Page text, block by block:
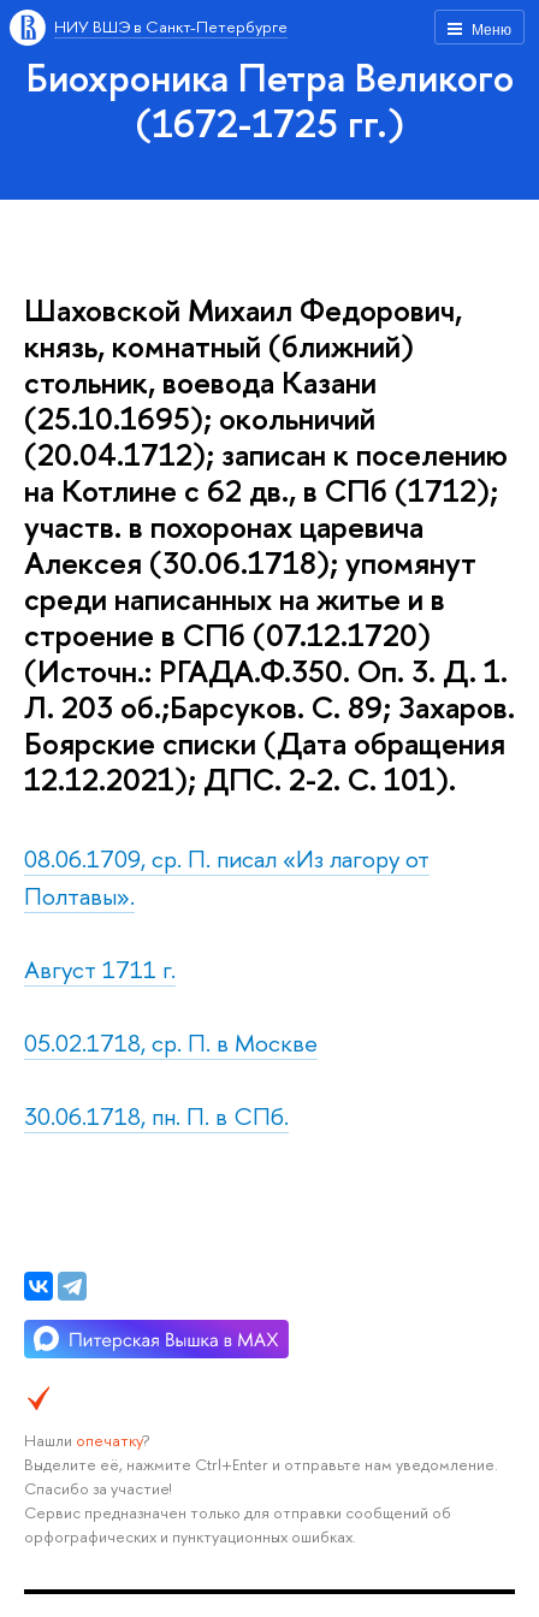
Меню
НИУ ВШЭ в Санкт-Петербурге
Биохроника Петра Великого
(1672-1725 гг.)
Шаховской Михаил Федорович,
князь, комнатный (ближний)
стольник, воевода Казани
(25.10.1695); окольничий
(20.04.1712); записан к поселению
на Котлине с 62 дв., в СПб (1712);
участв. в похоронах царевича
Алексея (30.06.1718); упомянут
среди написанных на житье и в
строение в СПб (07.12.1720)
(Источн.: РГАДА.Ф.350. Оп. 3. Д. 1.
Л. 203 об.;Барсуков. С. 89; Захаров.
Боярские списки (Дата обращения
12.12.2021); ДПС. 2-2. С. 101).
08.06.1709, ср. П. писал «Из лагору от
Полтавы».
Август 1711 г.
05.02.1718, ср. П. в Москве
30.06.1718, пн. П. в СПб.
Нашли опечатку?
Выделите её, нажмите Ctrl+Enter и отправьте нам уведомление.
Спасибо за участие!
Сервис предназначен только для отправки сообщений об
орфографических и пунктуационных ошибках.